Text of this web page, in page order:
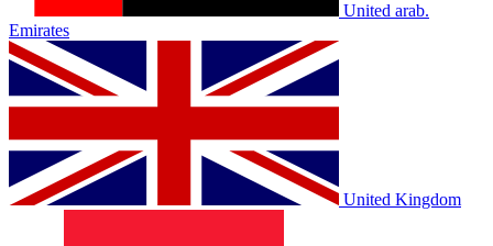
United arab.
Emirates
United Kingdom